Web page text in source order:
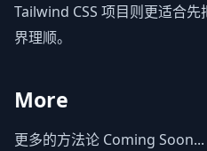
Tailwind CSS 项目则更适合
界理顺。
More
更多的方法论 Coming Soon...